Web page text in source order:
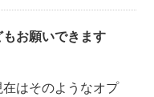
トグラファーと決
してください。
ご参照ください。
お願いできます
はそのようなオプ